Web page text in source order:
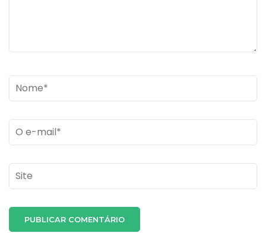
Name*
Email *
Site